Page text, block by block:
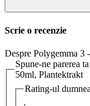
Scrie o recenzie
Despre Polygemma 3
Spune-ne parerea
50ml, Plantektrakt
Rating-ul
.